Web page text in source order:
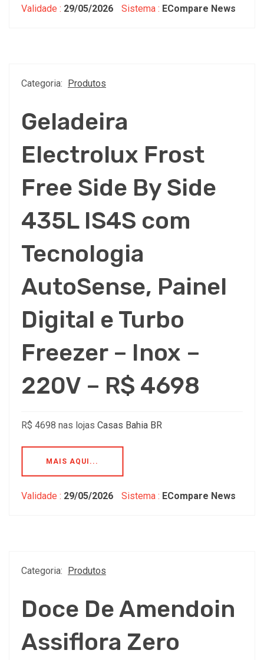
Validade : 29/05/2026 Sistema : ECompare News
Categoria: Produtos
Geladeira
Electrolux Frost
Free Side By Side
435L IS4S com
Tecnologia
AutoSense, Painel
Digital e Turbo
Freezer – Inox –
220V – R$ 4698
R$ 4698 nas lojas Casas Bahia BR
MAIS AQUI...
Validade : 29/05/2026 Sistema : ECompare News
Categoria: Produtos
Doce De Amendoin
Assiflora Zero